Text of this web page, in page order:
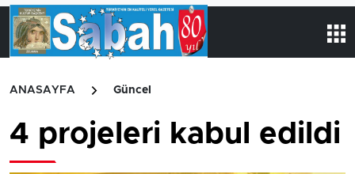
ANASAYFA Güncel
4 projeleri kabul edildi